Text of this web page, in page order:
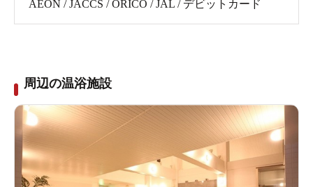
AEON / JACCS / ORICO / JAL / デビットカード
周辺の温浴施設